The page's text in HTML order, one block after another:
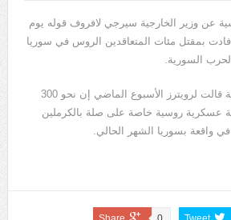
عن وزير الخارجية سيرجي لافروف قوله يوم
أفادت بمقتل مئات المتعاقدين الروس في سوريا
السورية.
وكانت ثلاثة مصادر مطلعة قالت لرويترز الأسبوع الماضي إن نحو 300
عسكرية روسية خاصة على صلة بالكرملين
واقعة بسوريا الشهر الحالي.